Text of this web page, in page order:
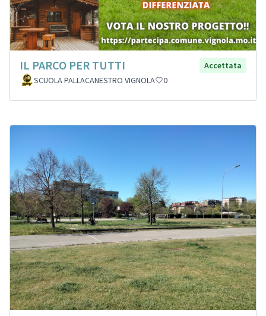
IL PARCO PER TUTTI
Accettata
SCUOLA PALLACANESTRO VIGNOLA
0